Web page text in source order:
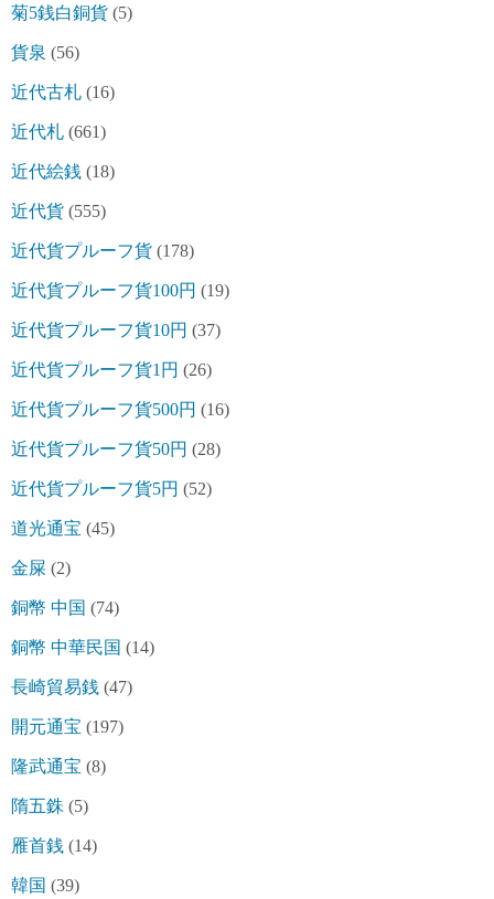
菊5銭白銅貨 (5)
貨泉 (56)
近代古札 (16)
近代札 (661)
近代絵銭 (18)
近代貨 (555)
近代貨プルーフ貨 (178)
近代貨プルーフ貨100円 (19)
近代貨プルーフ貨10円 (37)
近代貨プルーフ貨1円 (26)
近代貨プルーフ貨500円 (16)
近代貨プルーフ貨50円 (28)
近代貨プルーフ貨5円 (52)
道光通宝 (45)
金屎 (2)
銅幣 中国 (74)
銅幣 中華民国 (14)
長崎貿易銭 (47)
開元通宝 (197)
隆武通宝 (8)
隋五銖 (5)
雁首銭 (14)
韓国 (39)